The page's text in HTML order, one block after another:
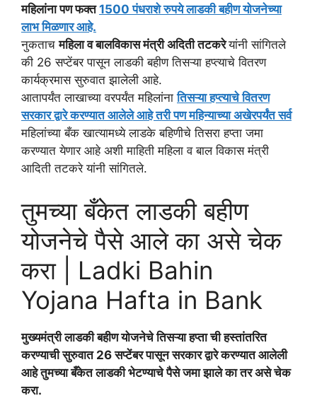
महिलांना पण फक्त1500 पंधराशे रुपये लाडकी बहीण योजनेच्या
लाभ मिळणार आहे.
नुकताचमहिला व बालविकास मंत्री अदिती तटकरेयांनी सांगितले
की 26 सप्टेंबर पासून लाडकी बहीण तिसऱ्या हप्त्याचे वितरण
कार्यक्रमास सुरुवात झालेली आहे.
आतापर्यंत लाखाच्या वरपर्यंत महिलांनातिसऱ्या हप्त्याचे वितरण
सरकार द्वारे करण्यात आलेले आहे तरी पण महिन्याच्या अखेरपर्यंत सर्व
महिलांच्या बँक खात्यामध्ये लाडके बहिणीचे तिसरा हप्ता जमा
करण्यात येणार आहे अशी माहिती महिला व बाल विकास मंत्री
आदिती तटकरे यांनी सांगितले.
तुमच्या बँकेत लाडकी बहीण
योजनेचे पैसे आले का असे चेक
करा | Ladki Bahin
Yojana Hafta in Bank
मुख्यमंत्री लाडकी बहीण योजनेचे तिसऱ्या हप्ता ची हस्तांतरित
करण्याची सुरुवात 26 सप्टेंबर पासून सरकार द्वारे करण्यात आलेली
आहे तुमच्या बँकेत लाडकी भेटण्याचे पैसे जमा झाले का तर असे चेक
करा.